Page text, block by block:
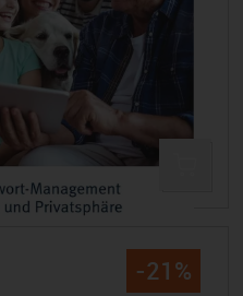
Jahr / 5 Geräte
-21%